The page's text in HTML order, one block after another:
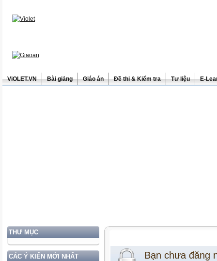
ViOLET.VN Bài giảng Giáo án Đề thi & Kiểm tra Tư liệu E-
THƯ MỤC
CÁC Ý KIẾN MỚI NHẤT Bạn chưa đăng